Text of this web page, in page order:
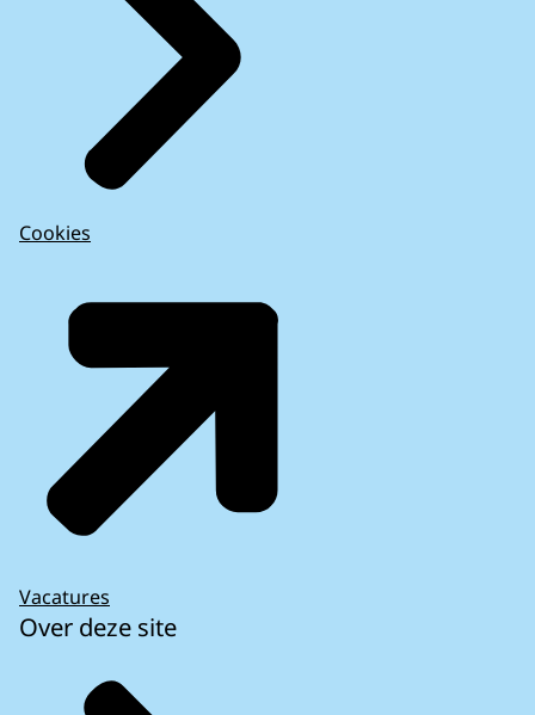
Cookies
Vacatures
Over deze site